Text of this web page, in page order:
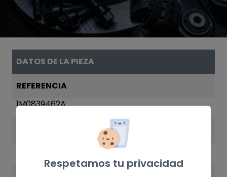
DATOS DE LA PIEZA
REFERENCIA
1M0839462A
Respetamos tu privacidad